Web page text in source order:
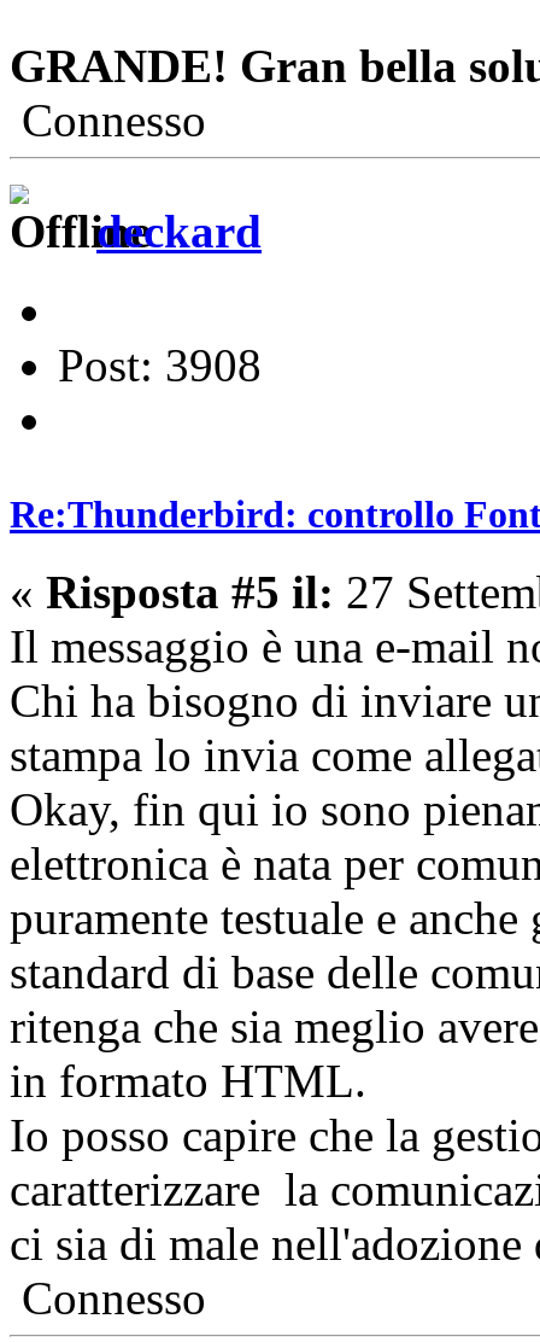
GRANDE! Gran bella
Connesso
deckard
Post: 3908
Re:Thunderbird: controllo
« Risposta #5 il: 27
Il messaggio è una e-mail
Chi ha bisogno di inviare
stampa lo invia come
Okay, fin qui io sono
elettronica è nata per
puramente testuale e
standard di base delle
ritenga che sia meglio
in formato HTML.
Io posso capire che la
caratterizzare la
ci sia di male
Connesso